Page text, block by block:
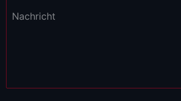
Nachricht